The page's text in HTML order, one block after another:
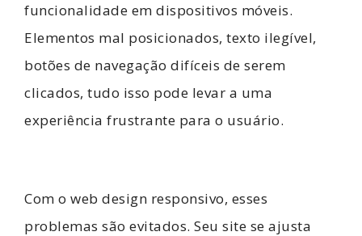
funcionalidade em dispositivos móveis.
Elementos mal posicionados, texto ilegível,
botões de navegação difíceis de serem
clicados, tudo isso pode levar a uma
experiência frustrante para o usuário.
Com o web design responsivo, esses
problemas são evitados. Seu site se ajusta